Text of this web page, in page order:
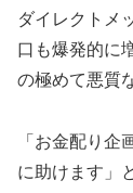
ダイレクトメ
口も爆発的に
の極めて悪質
「お金配り
に助けます」